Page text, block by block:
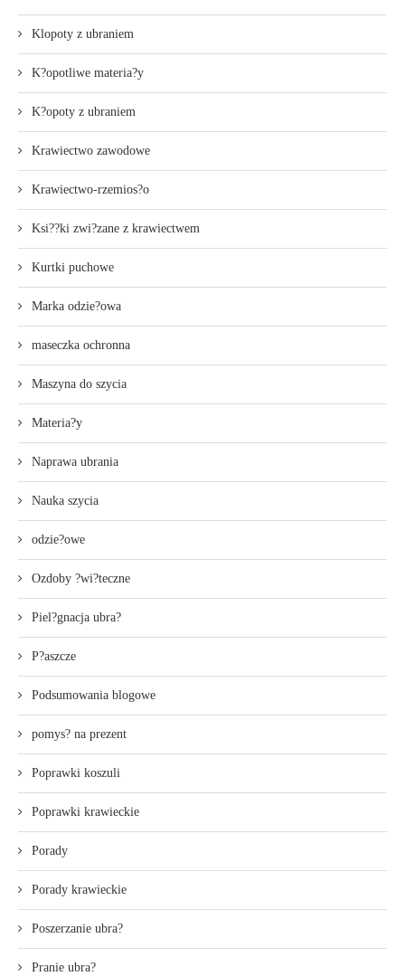
Klopoty z ubraniem
K?opotliwe materia?y
K?opoty z ubraniem
Krawiectwo zawodowe
Krawiectwo-rzemios?o
Ksi??ki zwi?zane z krawiectwem
Kurtki puchowe
Marka odzie?owa
maseczka ochronna
Maszyna do szycia
Materia?y
Naprawa ubrania
Nauka szycia
odzie?owe
Ozdoby ?wi?teczne
Piel?gnacja ubra?
P?aszcze
Podsumowania blogowe
pomys? na prezent
Poprawki koszuli
Poprawki krawieckie
Porady
Porady krawieckie
Poszerzanie ubra?
Pranie ubra?